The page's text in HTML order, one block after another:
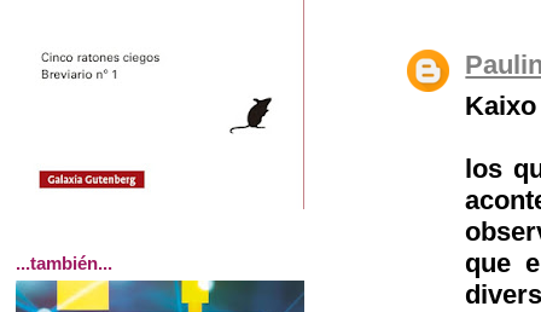
los
que
...también...